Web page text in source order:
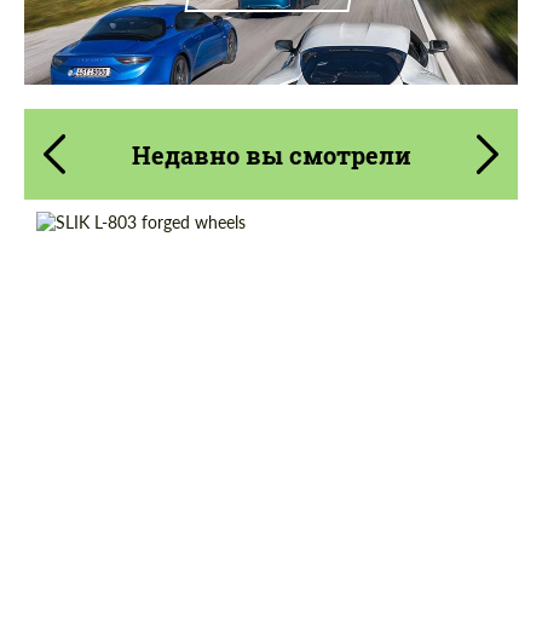
Недавно вы смотрели